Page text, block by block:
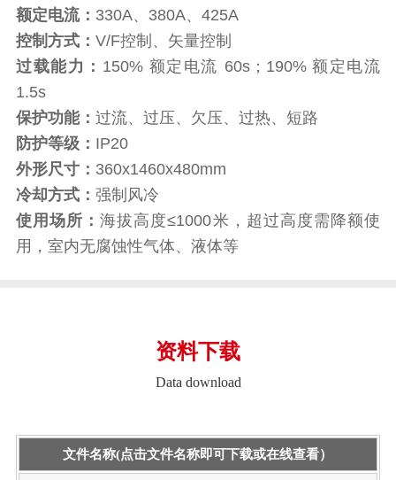
额定电流： 330A、380A、425A
控制方式： V/F控制、矢量控制
过载能力： 150% 额定电流 60s；190% 额定电流
1.5s
保护功能： 过流、过压、欠压、过热、短路
防护等级： IP20
外形尺寸： 360x1460x480mm
冷却方式： 强制风冷
使用场所：海拔高度≤1000米，超过高度需降额使
用，室内无腐蚀性气体、液体等
资料下载
Data download
文件名称(点击文件名称即可下载或在线查看）